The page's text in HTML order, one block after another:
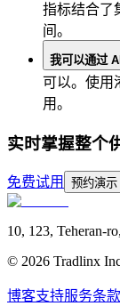
指标结合了
间。
我可以通过
可以。使用
用。
实时掌握整个
免费试用 预约演示
10, 123, Teheran-
© 2026 Tradlinx
博客支持服务条款